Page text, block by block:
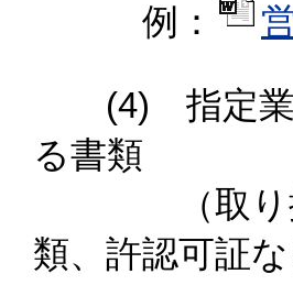
例：
(4) 指定業種
る書類
（取り扱っ
類、許認可証な